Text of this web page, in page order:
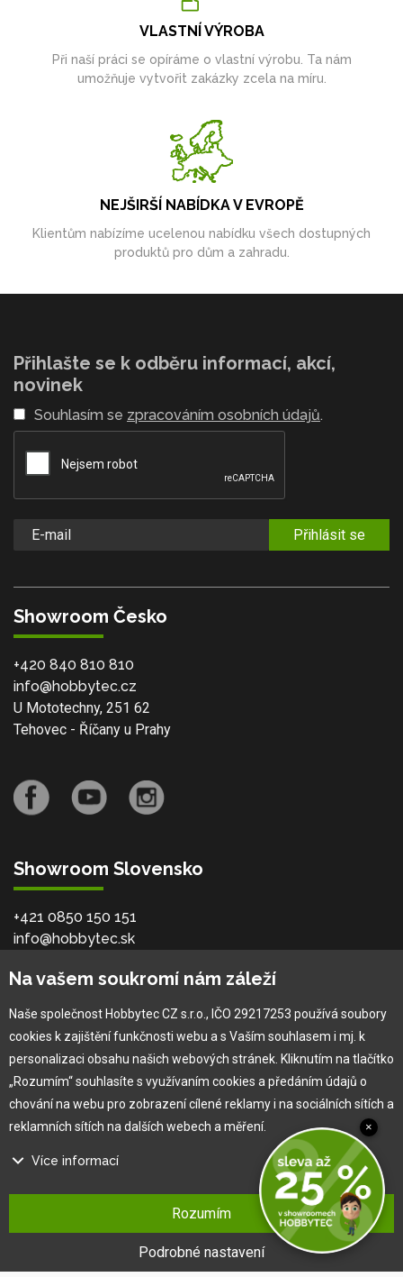
VLASTNÍ VÝROBA
Při naší práci se opíráme o vlastní výrobu. Ta nám
umožňuje vytvořit zakázky zcela na míru.
NEJŠIRŠÍ NABÍDKA V EVROPĚ
Klientům nabízíme ucelenou nabídku všech dostupných
produktů pro dům a zahradu.
Přihlašte se k odběru informací, akcí,
novinek
Souhlasím se zpracováním osobních údajů.
Přihlásit se
Showroom Česko
+420 840 810 810
info@hobbytec.cz
U Mototechny, 251 62
Tehovec - Říčany u Prahy
Showroom Slovensko
+421 0850 150 151
info@hobbytec.sk
Ľubotice - Prešov
O společnosti
Vlastní výroba
Náš tým
O nás
Pro zákazníka
Obchodní podmínky
Na vašem soukromí nám záleží
Naše společnost Hobbytec CZ s.r.o., IČO 29217253 používá soubory
cookies k zajištění funkčnosti webu a s Vaším souhlasem i mj. k
personalizaci obsahu našich webových stránek. Kliknutím na tlačítko
„Rozumím“ souhlasíte s využívaním cookies a předáním údajů o
chování na webu pro zobrazení cílené reklamy i na sociálních sítích a
reklamních sítích na dalších webech a měření.
Více informací
Na našem webu používáme několik druhů kategorií cookies:
Ty jsou nezbytně nutné pro fungování webu a jeho funkcí, které se
rozhodnete využívat. Bez nich by náš web nefungoval, např. by nebylo
Rozumím
Podrobné nastavení
×